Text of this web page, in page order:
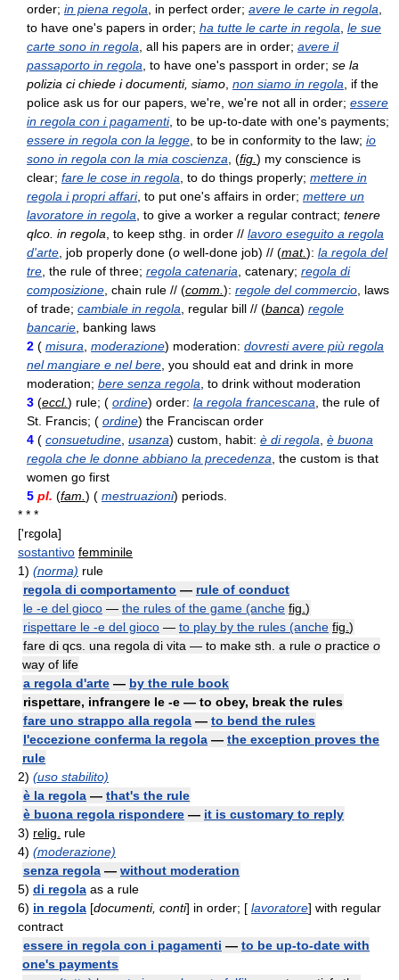
order; in piena regola , in perfect order; avere le carte in regola
to have one's papers in order; ha tutte le carte in regola le sue
carte sono in regola , all his papers are in order; avere il
passaporto in regola , to have one's passport in order; se la
polizia ci chiede i documenti, siamo non siamo in regola , if the
police ask us for our papers, we're, we're not all in order; essere
in regola con i pagamenti, to be up-to-date with one's payments;
essere in regola con la legge , to be in conformity to the law; io
sono in regola con la mia coscienza , (fig. ) my conscience is
clear; fare le cose in regola , to do things properly; mettere in
regola i propri affari, to put one's affairs in order; mettere un
lavoratore in regola , to give a worker a regular contract; tenere
qlco. in regola , to keep sthg. in order // lavoro eseguito a regola
d'arte , job properly done (o well-done job) // (mat.): la regola del
tre , the rule of three; regola catenaria , catenary; regola di
composizione , chain rule // (comm. ): regole del commercio , laws
of trade; cambiale in regola , regular bill // (banca) regole
bancarie , banking laws
2 ( misura moderazione) moderation: dovresti avere più regola
nel mangiare e nel bere , you should eat and drink in more
moderation; bere senza regola , to drink without moderation
3 (eccl.) rule; ( ordine) order: la regola francescana , the rule of
St. Francis; ( ordine) the Franciscan order
4 ( consuetudine usanza) custom, habit: è di regola è buona
regola che le donne abbiano la precedenza , the custom is that
women go first
5 pl. (fam. ) ( mestruazioni) periods.
* * *
['rɛgola]
sostantivo femminile
1) (norma) rule
regola di comportamento — rule of conduct
le -e del gioco — the rules of the game (anche fig. )
rispettare le -e del gioco — to play by the rules (anche fig. )
fare di qcs. una regola di vita — to make sth. a rule o practice o
way of life
a regola d'arte — by the rule book
rispettare, infrangere le -e — to obey, break the rules
fare uno strappo alla regola — to bend the rules
l'eccezione conferma la regola — the exception proves the
rule
2) (uso stabilito)
è la regola — that's the rule
è buona regola rispondere — it is customary to reply
3) relig.
rule
4) (moderazione)
senza regola — without moderation
5) di regola as a rule
6) in regola [documenti, conti] in order; [ lavoratore] with regular
contract
essere in regola con i pagamenti — to be up-to-date with
one's payments